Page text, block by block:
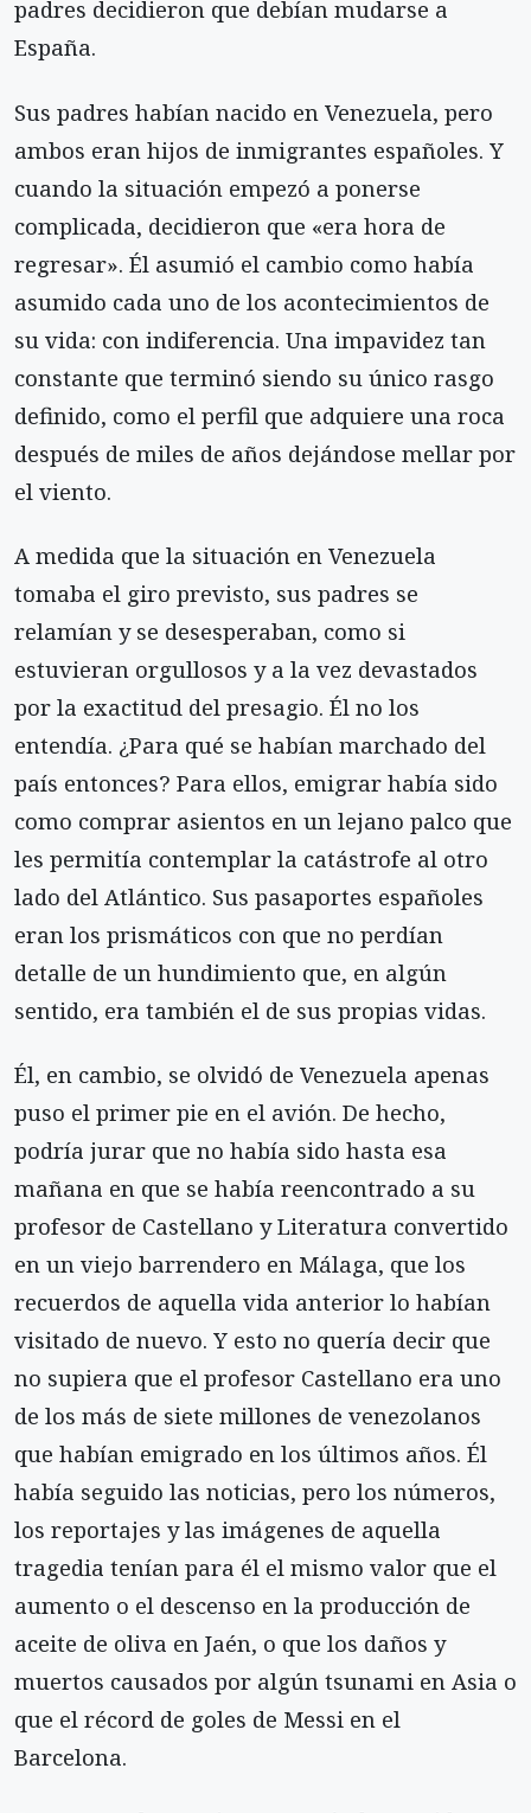
padres decidieron que debían mudarse a
España.
Sus padres habían nacido en Venezuela, pero
ambos eran hijos de inmigrantes españoles. Y
cuando la situación empezó a ponerse
complicada, decidieron que «era hora de
regresar». Él asumió el cambio como había
asumido cada uno de los acontecimientos de
su vida: con indiferencia. Una impavidez tan
constante que terminó siendo su único rasgo
definido, como el perfil que adquiere una roca
después de miles de años dejándose mellar por
el viento.
A medida que la situación en Venezuela
tomaba el giro previsto, sus padres se
relamían y se desesperaban, como si
estuvieran orgullosos y a la vez devastados
por la exactitud del presagio. Él no los
entendía. ¿Para qué se habían marchado del
país entonces? Para ellos, emigrar había sido
como comprar asientos en un lejano palco que
les permitía contemplar la catástrofe al otro
lado del Atlántico. Sus pasaportes españoles
eran los prismáticos con que no perdían
detalle de un hundimiento que, en algún
sentido, era también el de sus propias vidas.
Él, en cambio, se olvidó de Venezuela apenas
puso el primer pie en el avión. De hecho,
podría jurar que no había sido hasta esa
mañana en que se había reencontrado a su
profesor de Castellano y Literatura convertido
en un viejo barrendero en Málaga, que los
recuerdos de aquella vida anterior lo habían
visitado de nuevo. Y esto no quería decir que
no supiera que el profesor Castellano era uno
de los más de siete millones de venezolanos
que habían emigrado en los últimos años. Él
había seguido las noticias, pero los números,
los reportajes y las imágenes de aquella
tragedia tenían para él el mismo valor que el
aumento o el descenso en la producción de
aceite de oliva en Jaén, o que los daños y
muertos causados por algún tsunami en Asia o
que el récord de goles de Messi en el
Barcelona.